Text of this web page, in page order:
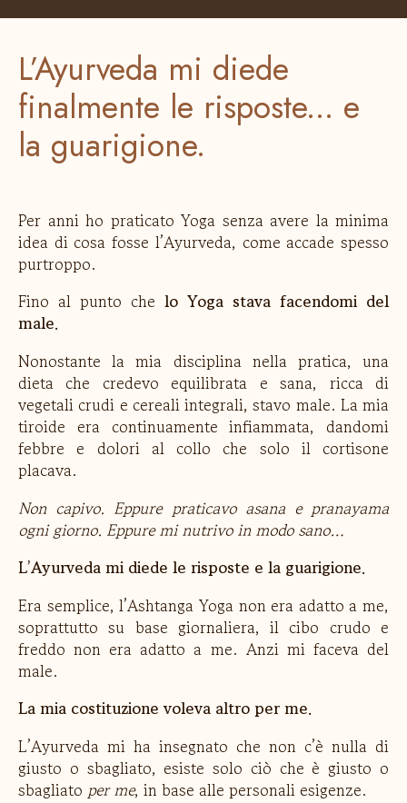
L’Ayurveda mi diede
finalmente le risposte... e
la guarigione.
Per anni ho praticato Yoga senza avere la minima
idea di cosa fosse l’Ayurveda, come accade spesso
purtroppo.
Fino al punto che lo Yoga stava facendomi del
male.
Nonostante la mia disciplina nella pratica, una
dieta che credevo equilibrata e sana, ricca di
vegetali crudi e cereali integrali, stavo male. La mia
tiroide era continuamente infiammata, dandomi
febbre e dolori al collo che solo il cortisone
placava.
Non capivo. Eppure praticavo asana e pranayama
ogni giorno. Eppure mi nutrivo in modo sano…
L’Ayurveda mi diede le risposte e la guarigione.
Era semplice, l’Ashtanga Yoga non era adatto a me,
soprattutto su base giornaliera, il cibo crudo e
freddo non era adatto a me. Anzi mi faceva del
male.
La mia costituzione voleva altro per me.
L’Ayurveda mi ha insegnato che non c’è nulla di
giusto o sbagliato, esiste solo ciò che è giusto o
sbagliato per me, in base alle personali esigenze.